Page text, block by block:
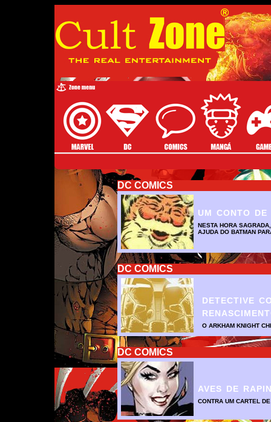
DC COMICS
UM CONTO DE
NESTA HORA
AJUDA DO BATMAN
DC COMICS
DETECTIVE
O ARKHAM KNIGHT
DC COMICS
AVES DE
CONTRA UM CARTEL